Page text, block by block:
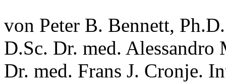
von Peter B. Bennett, Ph.D.
D.Sc. Dr. med. Alessandro
Dr. med. Frans J. Cronje.